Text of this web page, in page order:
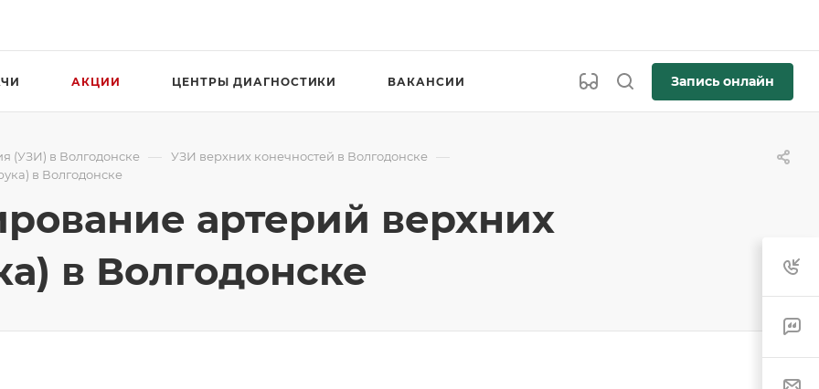
АКЦИИ ЦЕНТРЫ ДИАГНОСТИКИ ВАКАНСИИ Запись онлайн
(УЗИ) в Волгодонске — УЗИ верхних конечностей в Волгодонске —
в Волгодонске
артерий верхних
в Волгодонске